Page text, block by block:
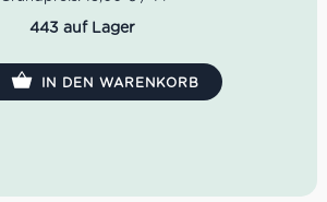
443 auf Lager
IN DEN WARENKORB